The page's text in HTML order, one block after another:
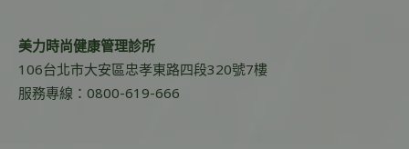
美力時尚健康管理診所
106台北市大安區忠孝東路四段320號7樓
服務專線：0800-619-666